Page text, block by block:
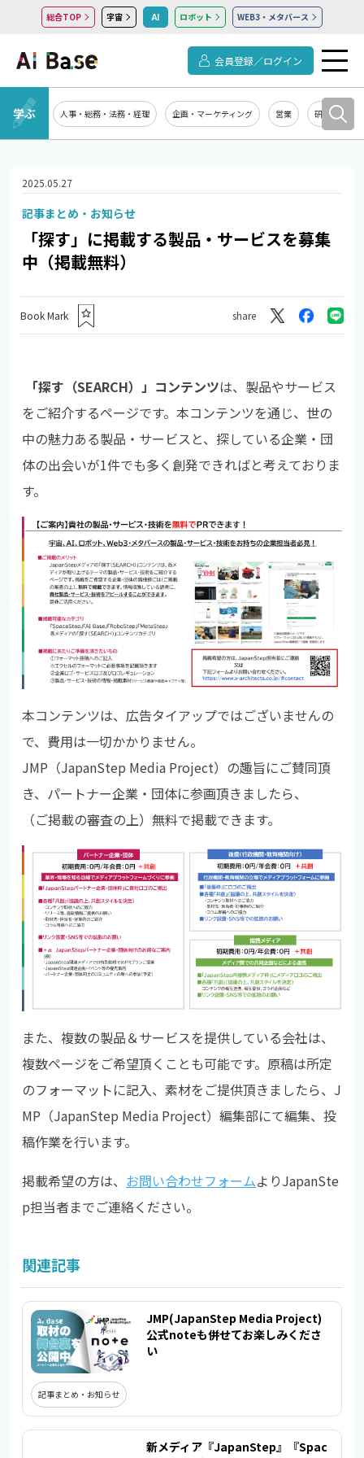
総合TOP 宇宙 AI ロボット WEB3・メタバース
会員登録／ログイン
学ぶ 人事・総務・法務・経理 企画・マーケティング 営業 研究開発
2025.05.27
記事まとめ・お知らせ
「探す」に掲載する製品・サービスを募集
中（掲載無料）
Book Mark share
「探す（SEARCH）」コンテンツは、製品やサービス
をご紹介するページです。本コンテンツを通じ、世の
中の魅力ある製品・サービスと、探している企業・団
体の出会いが1件でも多く創発できればと考えておりま
す。
本コンテンツは、広告タイアップではございませんの
で、費用は一切かかりません。
JMP（JapanStep Media Project）の趣旨にご賛同頂
き、パートナー企業・団体に参画頂きましたら、
（ご掲載の審査の上）無料で掲載できます。
また、複数の製品＆サービスを提供している会社は、
複数ページをご希望頂くことも可能です。原稿は所定
のフォーマットに記入、素材をご提供頂きましたら、J
MP（JapanStep Media Project）編集部にて編集、投
稿作業を行います。
掲載希望の方は、 お問い合わせフォームよりJapanSte
p担当者までご連絡ください。
関連記事
JMP(JapanStep Media Project)
公式noteも併せてお楽しみくださ
い
記事まとめ・お知らせ
新メディア『JapanStep』『Spac